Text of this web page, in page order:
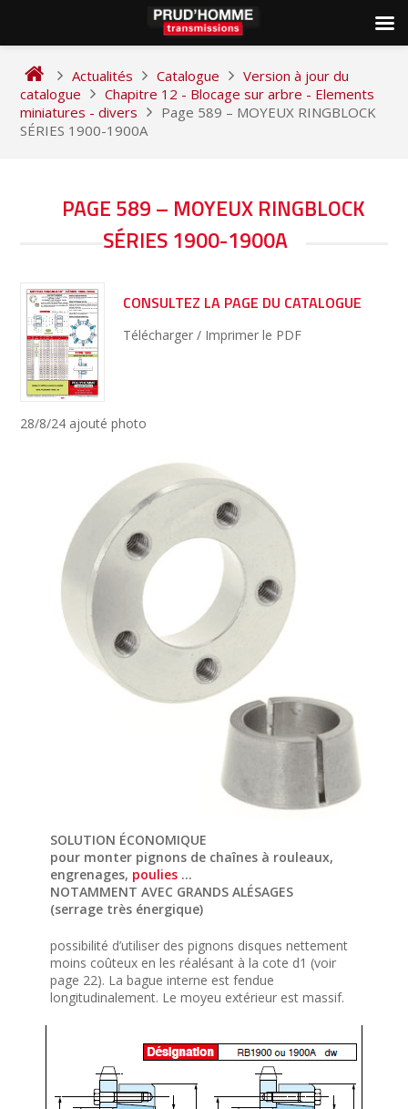
content
Actualités Catalogue
Version à jour du
catalogue
Chapitre 12 - Blocage sur arbre - Elements
miniatures - divers
Page 589 – MOYEUX RINGBLOCK
SÉRIES 1900-1900A
PAGE 589 – MOYEUX RINGBLOCK
SÉRIES 1900-1900A
CONSULTEZ LA PAGE DU CATALOGUE
Télécharger / Imprimer le PDF
28/8/24 ajouté photo
SOLUTION ÉCONOMIQUE
pour monter pignons de chaînes à rouleaux,
engrenages, poulies…
NOTAMMENT AVEC GRANDS ALÉSAGES
(serrage très énergique)
possibilité d’utiliser des pignons disques nettement
moins coûteux en les réalésant à la cote d1 (voir
page 22). La bague interne est fendue
longitudinalement. Le moyeu extérieur est massif.
NAVIGATION